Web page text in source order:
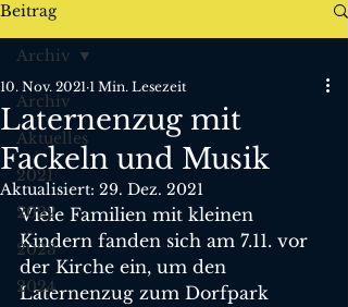
Beitrag
Archiv
Aktuelles
2021
2022
2023
2024
Archiv
Laternenzug mit
Fackeln und Musik
10. Nov. 2021 1 Min. Lesezeit
Aktualisiert: 29. Dez. 2021
Viele Familien mit kleinen
Kindern fanden sich am 7.11. vor
der Kirche ein, um den
Laternenzug zum Dorfpark